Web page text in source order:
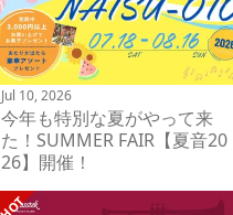
Jul 10, 2026
今年も特別な夏がやって来
た！SUMMER FAIR【夏音20
26】開催！